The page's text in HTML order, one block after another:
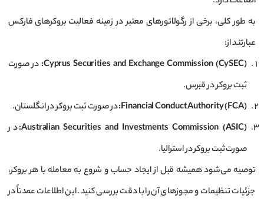
به طور کلی، برخی از رگولاتورهای معتبر در زمینه فعالیت بروکرهای فارکس
عبارتند از:
Cyprus Securities and Exchange Commission (CySEC)
: در صورت
ثبت بروکر در قبرس.
Financial Conduct Authority (FCA)
:در صورت ثبت بروکر در انگلستان.
Australian Securities and Investments Commission (ASIC)
:در
صورت ثبت بروکر در استرالیا.
توصیه می‌شود همیشه قبل از ایجاد حساب و شروع به معامله با هر بروکر،
جزئیات تنظیمات و مجوزهای آن را با دقت بررسی کنید. این اطلاعات عمدتاً در